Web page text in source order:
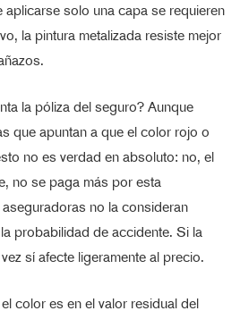
aplicarse solo una capa se requieren
la pintura metalizada resiste mejor
la póliza del seguro? Aunque
que apuntan a que el color rojo o
no es verdad en absoluto: no, el
no se paga más por esta
no la consideran
probabilidad de accidente. Si la
sí afecte ligeramente al precio.
color es en el valor residual del